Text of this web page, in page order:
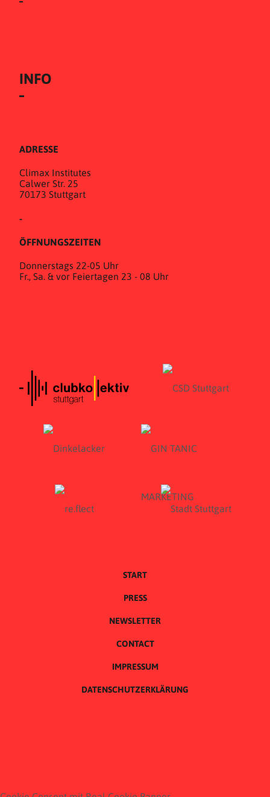
INFO
ADRESSE
Climax Institutes
Calwer Str. 25
70173 Stuttgart
-
ÖFFNUNGSZEITEN
Donnerstags 22-05 Uhr
Fr., Sa. & vor Feiertagen 23 - 08 Uhr
START
PRESS
NEWSLETTER
CONTACT
IMPRESSUM
DATENSCHUTZERKLÄRUNG